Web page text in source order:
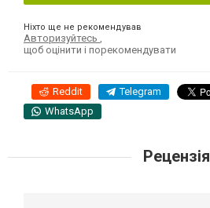
Ніхто ще не рекомендував
Авторизуйтесь ,
щоб оцінити і порекомендувати
Reddit Telegram
WhatsApp
Рецензія